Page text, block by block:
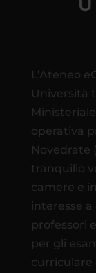
L’Ateneo
Università
operativa
Novedrate
tranquillo
camere e
interesse
professori
per gli
curriculare